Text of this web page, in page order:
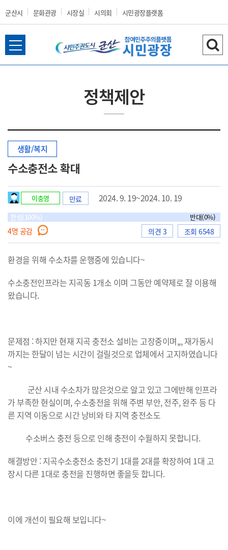
군산시 문화관광 시장실 시의회 시민광장플랫폼
군
시
홈
으
동
전
체
검
색
정책제안
생활/복지
수소충전소 확대
이충영 만료 2024. 9. 19~2024. 10. 19
찬성(100%) 반대(0%)
4명 공감 의견 3 조회 6548
환경을 위해 수소차를 운행중에 있습니다~
수소충전인프라는 지곡동 1개소 이며 그동안 예약제로 잘 이용해
왔습니다.
문제점 : 하지만 현재 지곡 충전소 설비는 고장중이며,,, 재가동시
까지는 한달이 넘는 시간이 걸릴것으로 업체에서 고지하였습니다
~
군산 시내 수소차가 많은것으로 알고 있고 그에반해 인프라
가 부족한 현실이며, 수소충전을 위해 주변 부안, 전주, 완주 등 다
른 지역 이동으로 시간 낭비와 타 지역 충전소도
수소버스 충전 등으로 인해 충전이 수월하지 못합니다.
해결방안 : 지곡수소충전소 충전기 1대를 2대를 확장하여 1대 고
장시 다른 1대로 충전을 진행하면 좋을듯 합니다.
이에 개선이 필요해 보입니다~